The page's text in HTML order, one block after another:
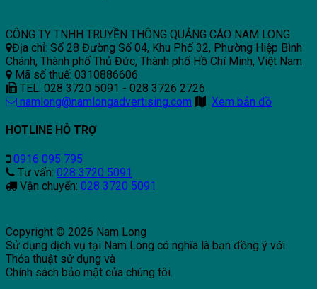
CÔNG TY TNHH TRUYỀN THÔNG QUẢNG CÁO NAM LONG
Địa chỉ: Số 28 Đường Số 04, Khu Phố 32, Phường Hiệp Bình
Chánh, Thành phố Thủ Đức, Thành phố Hồ Chí Minh, Việt Nam
Mã số thuế: 0310886606
TEL: 028 3720 5091 - 028 3726 2726
namlong@namlongadvertising.com
Xem bản đồ
HOTLINE HỖ TRỢ
0916 095 795
Tư vấn: 028 3720 5091
Vận chuyển: 028 3720 5091
Copyright © 2026 Nam Long
Sử dụng dịch vụ tại Nam Long có nghĩa là bạn đồng ý với
Thỏa thuật sử dụng và
Chính sách bảo mật của chúng tôi.